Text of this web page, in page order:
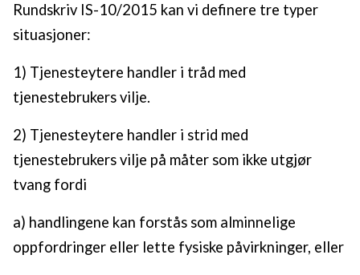
Rundskriv IS-10/2015 kan vi definere tre typer
situasjoner:
1) Tjenesteytere handler i tråd med
tjenestebrukers vilje.
2) Tjenesteytere handler i strid med
tjenestebrukers vilje på måter som ikke utgjør
tvang fordi
a) handlingene kan forstås som alminnelige
oppfordringer eller lette fysiske påvirkninger, eller